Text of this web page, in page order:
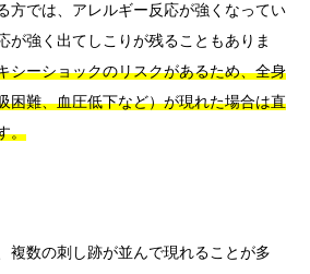
方では、アレルギー反応が強くなってい
が強く出てしこりが残ることもありま
シーショックのリスクがあるため、全身
困難、血圧低下など）が現れた場合は直
。
複数の刺し跡が並んで現れることが多